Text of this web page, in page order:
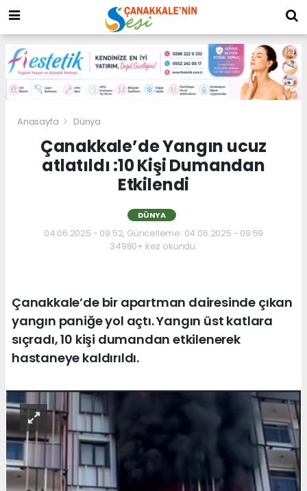
Anasayfa Dünya
Çanakkale’de Yangın ucuz
atlatıldı :10 Kişi Dumandan
Etkilendi
DÜNYA
04.06.2025 - 09:52, Güncelleme: 04.06.2025 - 09:59
34980+ kez okundu.
Çanakkale’de bir apartman dairesinde çıkan
yangın paniğe yol açtı. Yangın üst katlara
sıçradı, 10 kişi dumandan etkilenerek
hastaneye kaldırıldı.